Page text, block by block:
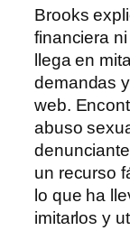
Brooks
financiera
llega en
demandas
web.
abuso
un recurso
lo que ha
imitarlos y